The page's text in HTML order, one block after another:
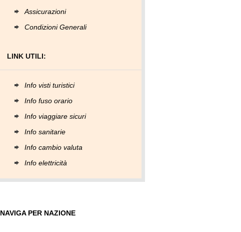
Assicurazioni
Condizioni Generali
LINK UTILI:
Info visti turistici
Info fuso orario
Info viaggiare sicuri
Info sanitarie
Info cambio valuta
Info elettricità
NAVIGA PER NAZIONE